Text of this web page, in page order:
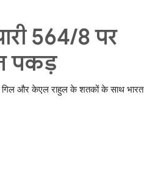
564/8 पर
पकड़
गिल और केएल राहुल के शतकों के साथ भारत